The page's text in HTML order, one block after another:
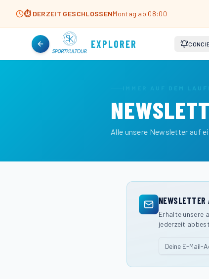
⏱ DERZEIT GESCHLOSSENMontag ab 08:00
EXPLORER
IMMER AUF DEM
Alle unsere Newsletter auf
NEWSLETTER
Erhalte unsere
jederzeit